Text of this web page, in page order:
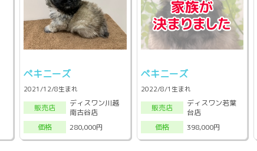
ペキニーズ
2021/12/8生まれ
販売店
ディスワン川越
南古谷店
価格
280,000円
ペキニーズ
2022/8/1生まれ
販売店
ディスワン若葉
台店
価格
398,000円